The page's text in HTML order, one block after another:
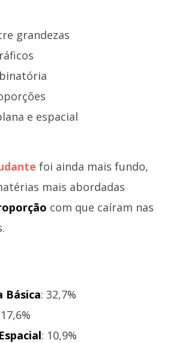
grandezas
e espacial
foi ainda mais fundo,
mais abordadas
com que caíram nas
Básica: 32,7%
: 10,9%